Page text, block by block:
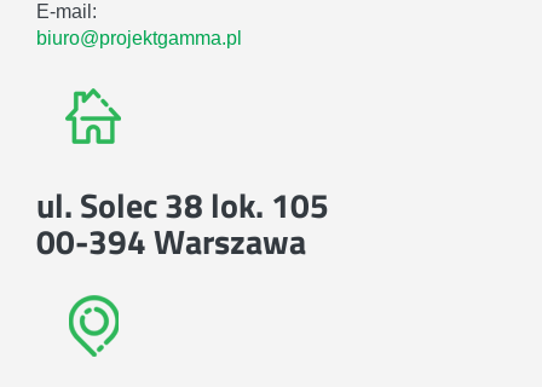
E-mail:
biuro@projektgamma.pl
ul. Solec 38 lok. 105
00-394 Warszawa